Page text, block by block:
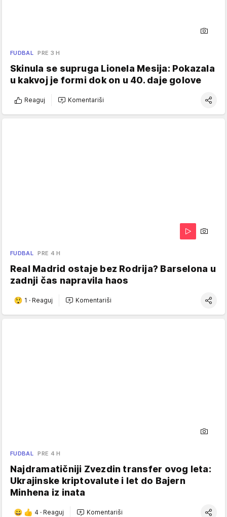
FUDBAL PRE 3 H
Skinula se supruga Lionela Mesija: Pokazala
u kakvoj je formi dok on u 40. daje golove
Reaguj Komentariši
FUDBAL PRE 4 H
Real Madrid ostaje bez Rodrija? Barselona u
zadnji čas napravila haos
1 · Reaguj Komentariši
FUDBAL PRE 4 H
Najdramatičniji Zvezdin transfer ovog leta:
Ukrajinske kriptovalute i let do Bajern
Minhena iz inata
4 · Reaguj Komentariši